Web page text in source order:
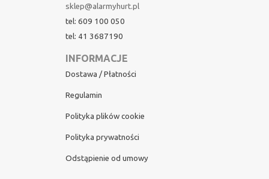
sklep@alarmyhurt.pl
tel: 609 100 050
tel: 41 3687190
INFORMACJE
Dostawa / Płatności
Regulamin
Polityka plików cookie
Polityka prywatności
Odstąpienie od umowy